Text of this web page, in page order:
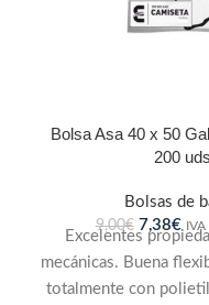
Bolsa Asa 40 x 50
200
Bolsas de
9,00€ 7,38€
Excelentes
mecánicas. Buena
totalmente con